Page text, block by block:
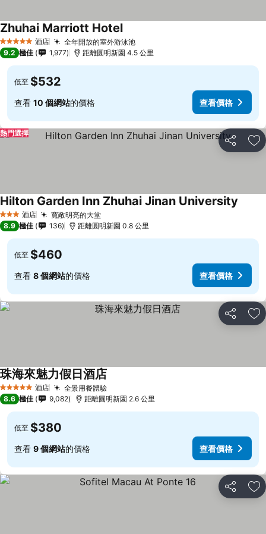
5 星級 酒店 全年開放的室外游泳池
Zhuhai Marriott Hotel
9.2 極佳 1,977 距離圓明新園 4.5 公里
低至 $532
查看 10 個網站的價格 查看價格
分享 放
熱門選擇
3 星級 酒店 寬敞明亮的大堂
Hilton Garden Inn Zhuhai Jinan University
8.9 極佳 136 距離圓明新園 0.8 公里
低至 $460
查看 8 個網站的價格 查看價格
分享 放
5 星級 酒店 全景用餐體驗
珠海來魅力假日酒店
8.6 極佳 9,082 距離圓明新園 2.6 公里
低至 $380
查看 9 個網站的價格 查看價格
分享 放